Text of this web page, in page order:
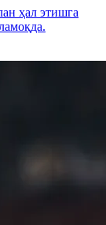
ҳал этишга